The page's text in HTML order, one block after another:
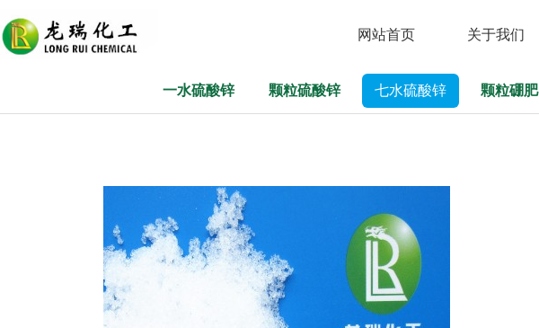
网站首页 关于我们
一水硫酸锌 颗粒硫酸锌 七水硫酸锌 颗粒硼肥